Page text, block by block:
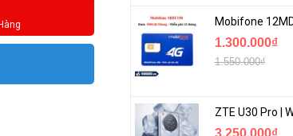
1.300.000₫
1.550.000₫